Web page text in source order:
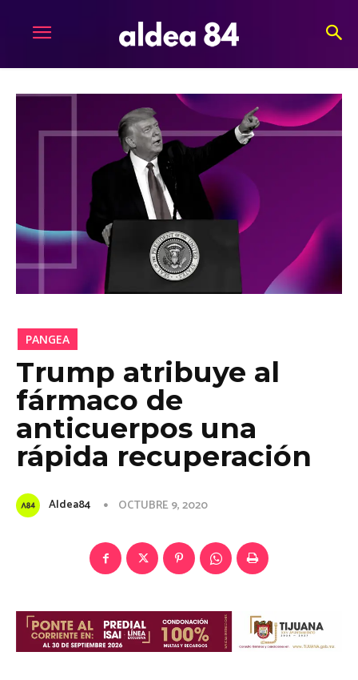
PANGEA
Trump atribuye al
fármaco de
anticuerpos una
rápida recuperación
Aldea84 OCTUBRE 9, 2020